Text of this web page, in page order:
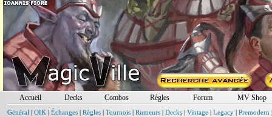
Accueil Decks Combos Règles Forum MV Shop
Général | OIK | Échanges| Règles| Tournois| Rumeurs| Decks| Vintage| Legacy| Premodern